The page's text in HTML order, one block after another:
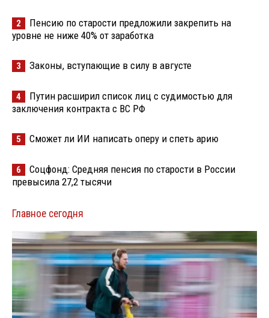
2
Пенсию по старости предложили закрепить на
уровне не ниже 40% от заработка
3 Законы, вступающие в силу в августе
4
Путин расширил список лиц с судимостью для
заключения контракта с ВС РФ
5 Сможет ли ИИ написать оперу и спеть арию
6
Соцфонд: Средняя пенсия по старости в России
превысила 27,2 тысячи
Главное сегодня